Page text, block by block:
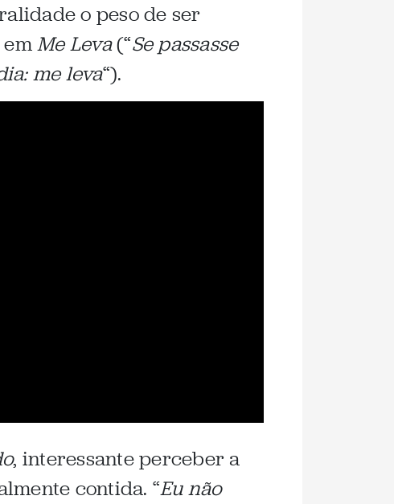
o peso de ser
Me Leva(“Se passasse
me leva“).
, interessante perceber a
contida. “Eu não